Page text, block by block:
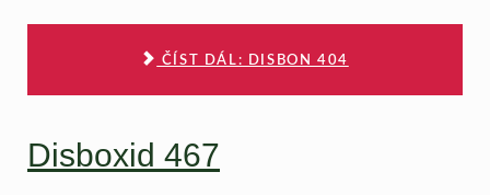
ČÍST DÁL: DISBON 404
Disboxid 467